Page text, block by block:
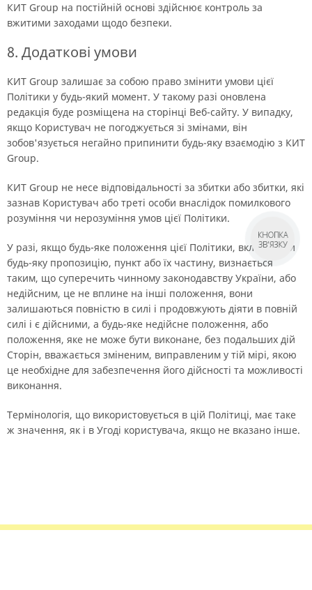
КИТ Group на постійній основі здійснює контроль за
вжитими заходами щодо безпеки.
8. Додаткові умови
КИТ Group залишає за собою право змінити умови цієї
Політики у будь-який момент. У такому разі оновлена
редакція буде розміщена на сторінці Веб-сайту. У випадку,
якщо Користувач не погоджується зі змінами, він
зобов'язується негайно припинити будь-яку взаємодію з КИТ
Group.
КИТ Group не несе відповідальності за збитки або збитки, які
зазнав Користувач або треті особи внаслідок помилкового
розуміння чи нерозуміння умов цієї Політики.
У разі, якщо будь-яке положення цієї Політики, включаючи
будь-яку пропозицію, пункт або їх частину, визнається
таким, що суперечить чинному законодавству України, або
недійсним, це не вплине на інші положення, вони
залишаються повністю в силі і продовжують діяти в повній
силі і є дійсними, а будь-яке недійсне положення, або
положення, яке не може бути виконане, без подальших дій
Сторін, вважається зміненим, виправленим у тій мірі, якою
це необхідне для забезпечення його дійсності та можливості
виконання.
Термінологія, що використовується в цій Політиці, має таке
ж значення, як і в Угоді користувача, якщо не вказано інше.
КНОПКА
ЗВ'ЯЗКУ